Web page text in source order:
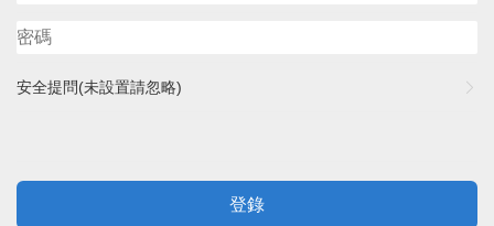
安全提問(未設置請忽略)
登錄